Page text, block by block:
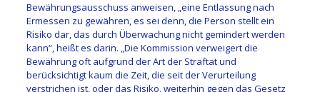
Bewährungsausschuss anweisen, „eine Entlassung nach
Ermessen zu gewähren, es sei denn, die Person stellt ein
Risiko dar, das durch Überwachung nicht gemindert werden
kann“, heißt es darin. „Die Kommission verweigert die
Bewährung oft aufgrund der Art der Straftat und
berücksichtigt kaum die Zeit, die seit der Verurteilung
verstrichen ist, oder das Risiko, weiterhin gegen das Gesetz